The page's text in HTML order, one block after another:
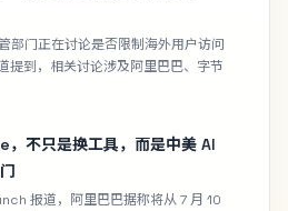
部门正在讨论是否限制海外用户访问
提到，相关讨论涉及阿里巴巴、字节
不只是换工具，而是中美 AI
报道，阿里巴巴据称将从 7 月 10